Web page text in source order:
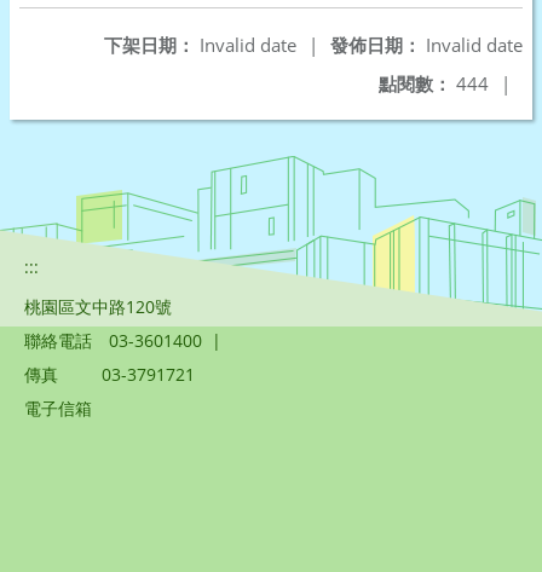
發佈日期： Invalid date
下架日期： Invalid date
|
點閱數： 444 |
:::
桃園區文中路120號
聯絡電話
03-3601400 |
傳真
03-3791721
電子信箱